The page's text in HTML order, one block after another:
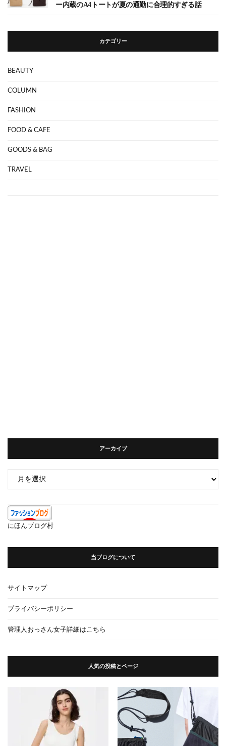
ー内蔵のA4トートが夏の通勤に合理的すぎる話
カテゴリー
BEAUTY
COLUMN
FASHION
FOOD & CAFE
GOODS & BAG
TRAVEL
アーカイブ
イ
ブ
にほんブログ村
当ブログについて
サイトマップ
プライバシーポリシー
管理人おっさん女子詳細はこちら
人気の投稿とページ